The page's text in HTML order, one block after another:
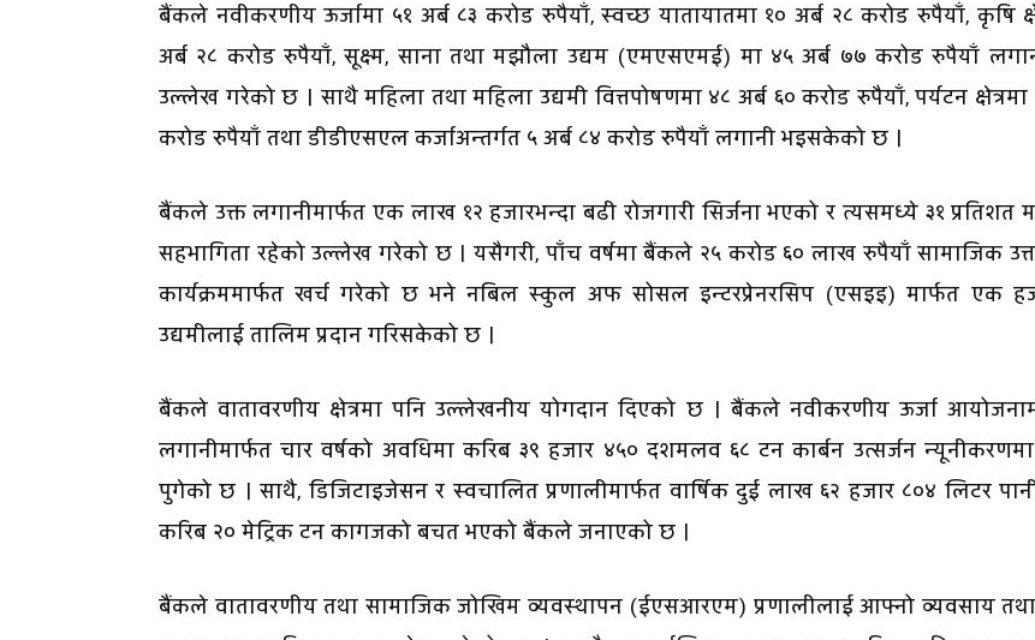
बैंकले नवीकरणीय ऊर्जामा ५१ अर्ब ८३ करोड रुपैयाँ, स्वच्छ यातायातमा १० अर्ब २८ करोड रुपैयाँ, कृषि
अर्ब २८ करोड रुपैयाँ, सूक्ष्म, साना तथा मझौला उद्यम (एमएसएमई) मा ४५ अर्ब ७७ करोड रुपैयाँ
उल्लेख गरेको छ । साथै महिला तथा महिला उद्यमी वित्तपोषणमा ४८ अर्ब ६० करोड रुपैयाँ, पर्यटन क्षेत्रमा
करोड रुपैयाँ तथा डीडीएसएल कर्जाअन्तर्गत ५ अर्ब ८४ करोड रुपैयाँ लगानी भइसकेको छ ।
बैंकले उक्त लगानीमार्फत एक लाख १२ हजारभन्दा बढी रोजगारी सिर्जना भएको र त्यसमध्ये ३१ प्रतिशत
सहभागिता रहेको उल्लेख गरेको छ । यसैगरी, पाँच वर्षमा बैंकले २५ करोड ६० लाख रुपैयाँ सामाजिक
कार्यक्रममार्फत खर्च गरेको छ भने नबिल स्कुल अफ सोसल इन्टरप्रेनरसिप (एसइइ) मार्फत एक
उद्यमीलाई तालिम प्रदान गरिसकेको छ ।
बैंकले वातावरणीय क्षेत्रमा पनि उल्लेखनीय योगदान दिएको छ । बैंकले नवीकरणीय ऊर्जा
लगानीमार्फत चार वर्षको अवधिमा करिब ३९ हजार ४५० दशमलव ६८ टन कार्बन उत्सर्जन
पुगेको छ । साथै, डिजिटाइजेसन र स्वचालित प्रणालीमार्फत वार्षिक दुई लाख ६२ हजार ८०४ लिटर
करिब २० मेट्रिक टन कागजको बचत भएको बैंकले जनाएको छ ।
बैंकले वातावरणीय तथा सामाजिक जोखिम व्यवस्थापन (ईएसआरएम) प्रणालीलाई आफ्नो व्यवसाय